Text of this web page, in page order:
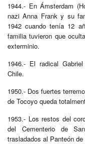
1944.- En Ámsterdam
nazi Anna Frank y su
1942 cuando tenía 12
familia tuvieron que
exterminio.
1946.- El radical
Chile.
1950.- Dos fuertes
de Tocoyo queda
1953.- Los restos del
del Cementerio de
trasladados al Panteón